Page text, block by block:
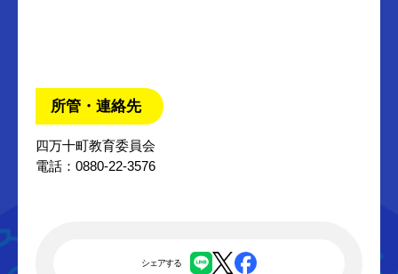
所管・連絡先
四万十町教育委員会
電話：0880-22-3576
シェアする